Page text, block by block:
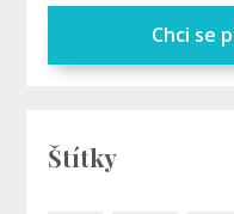
Chci se
Štítky